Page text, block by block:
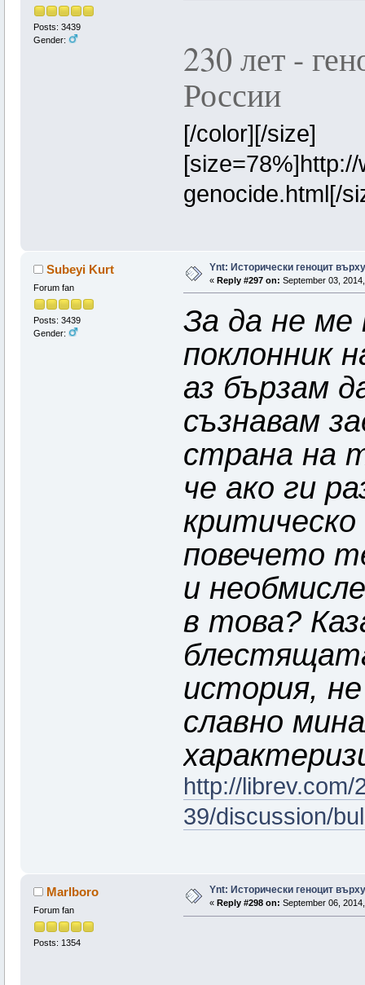
Posts: 3439
Gender:
230 лет -
России
[/color][/size]
genocide.html[/
Subeyi Kurt
Forum fan
Posts: 3439
Gender:
Ynt: Исторически геноцит
« Reply #297 on: September 03,
За да не
поклонник
аз бързам
съзнавам
страна на
че ако ги
повечето
и
в това?
история,
славно
http://
39/discussion/
Marlboro
Forum fan
Posts: 1354
Ynt: Исторически геноцит
« Reply #298 on: September 06,